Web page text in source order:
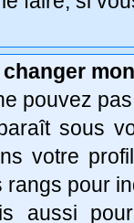
pouvez
sous
votre
rangs pour
aussi